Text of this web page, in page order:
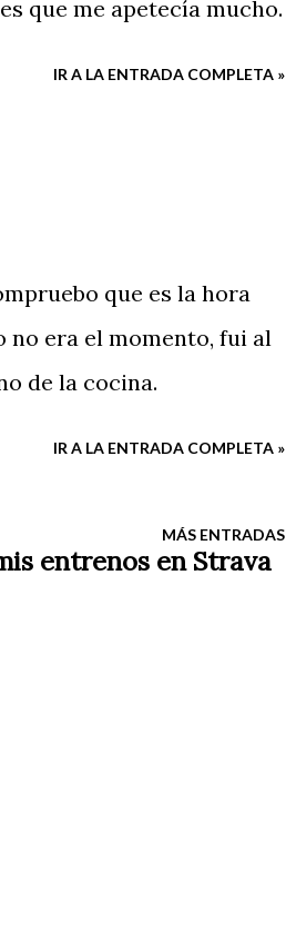
que me apetecía mucho.
IR A LA ENTRADA COMPLETA »
que es la hora
no era el momento, fui al
de la cocina.
IR A LA ENTRADA COMPLETA »
MÁS ENTRADAS
entrenos en Strava